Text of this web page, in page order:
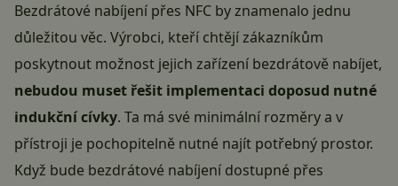
Bezdrátové nabíjení přes NFC by znamenalo jednu
důležitou věc. Výrobci, kteří chtějí zákazníkům
poskytnout možnost jejich zařízení bezdrátově nabíjet,
nebudou muset řešit implementaci doposud nutné
indukční cívky. Ta má své minimální rozměry a v
přístroji je pochopitelně nutné najít potřebný prostor.
Když bude bezdrátové nabíjení dostupné přes